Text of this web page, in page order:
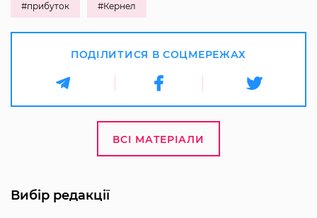
#прибуток #Кернел
ПОДІЛИТИСЯ В СОЦМЕРЕЖАХ
ВСІ МАТЕРІАЛИ
Вибір редакції